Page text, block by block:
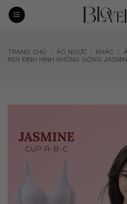
qua
TRANG CHỦ / ÁO NGỰC / KHÁC /
REN ĐỊNH HÌNH KHÔNG GỌNG